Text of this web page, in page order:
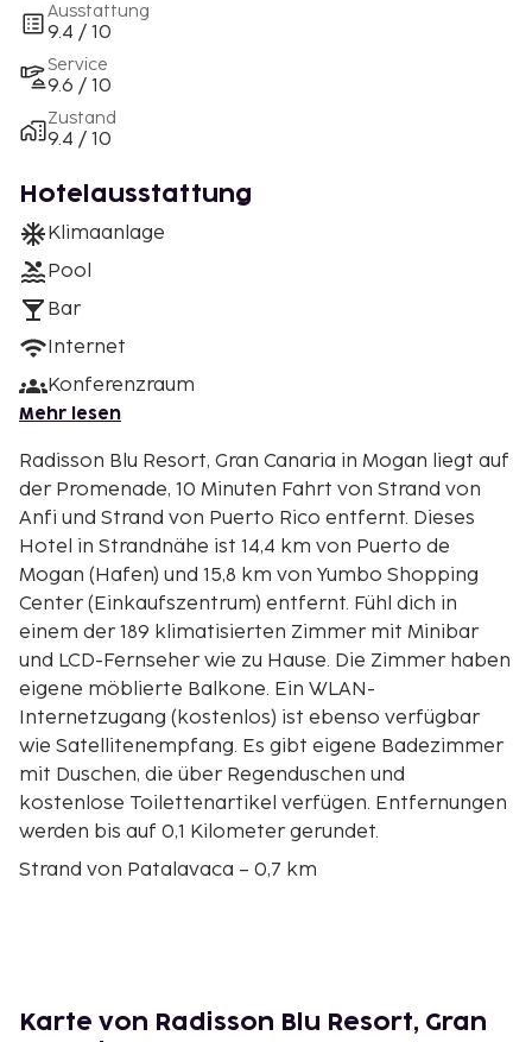
Ausstattung
9.4 / 10
Service
9.6 / 10
Zustand
9.4 / 10
Hotelausstattung
Klimaanlage
Pool
Bar
Internet
Konferenzraum
Mehr lesen
Radisson Blu Resort, Gran Canaria in Mogan liegt auf
der Promenade, 10 Minuten Fahrt von Strand von
Anfi und Strand von Puerto Rico entfernt. Dieses
Hotel in Strandnähe ist 14,4 km von Puerto de
Mogan (Hafen) und 15,8 km von Yumbo Shopping
Center (Einkaufszentrum) entfernt. Fühl dich in
einem der 189 klimatisierten Zimmer mit Minibar
und LCD-Fernseher wie zu Hause. Die Zimmer haben
eigene möblierte Balkone. Ein WLAN-
Internetzugang (kostenlos) ist ebenso verfügbar
wie Satellitenempfang. Es gibt eigene Badezimmer
mit Duschen, die über Regenduschen und
kostenlose Toilettenartikel verfügen. Entfernungen
werden bis auf 0,1 Kilometer gerundet.
Strand von Patalavaca – 0,7 km
Playa Costa Alegre – 1,6 km
Karte von Radisson Blu Resort, Gran